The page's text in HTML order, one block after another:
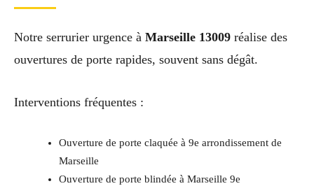
Notre serrurier urgence à Marseille 13009 réalise des
ouvertures de porte rapides, souvent sans dégât.
Interventions fréquentes :
Ouverture de porte claquée à 9e arrondissement de
Marseille
Ouverture de porte blindée à Marseille 9e